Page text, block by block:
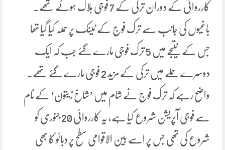
کارروائی کے دوران ترکی کے 7 فوجی ہلاک ہوئے تھے۔
باغیوں کی جانب سے ترک فوج کے ٹینک پر حملہ کیا گیا تھا
جس کے نتیجے میں 5 ترک فوجی مارے گئے جب کہ ایک
دوسرے حملے میں ترکی کے مزید 2 فوجی مارے گئے تھے۔
واضح رہے کہ ترک فوج نے شام میں ’شاخ زیتون‘ کے نام
سے فوجی آپریشن شروع کیا ہے، یہ کارروائی 20 جنوری کو
شروع کی تھی جس پر اسے بین الاقوامی سطح پر دبائو کا بھی